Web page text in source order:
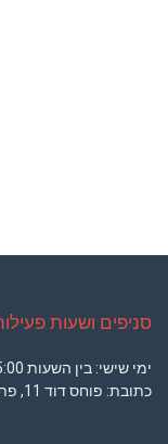
סניפים ושעות
ימי שישי: בין השעות 13:00-15:00
כתובת: פוחס דוד 11, פתח תקווה